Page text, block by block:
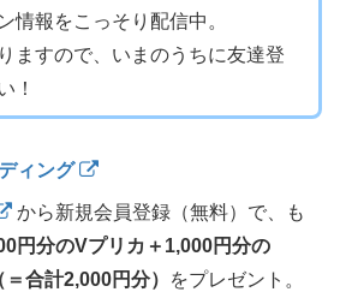
情報をこっそり配信中。
ますので、いまのうちに友達登
！
ィング
から新規会員登録（無料）で、も
円分のVプリカ＋1,000円分の
合計2,000円分）
をプレゼント。